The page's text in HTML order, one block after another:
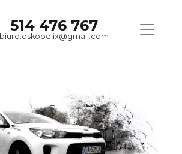
514 476 767
biuro.oskobelix@gmail.com